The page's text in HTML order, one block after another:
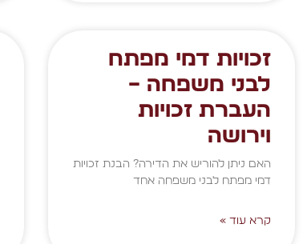
זכויות דמי מפתח
לבני משפחה –
העברת זכויות
וירושה
האם ניתן להוריש את הדירה? הבנת זכויות
דמי מפתח לבני משפחה אחד
קרא עוד »